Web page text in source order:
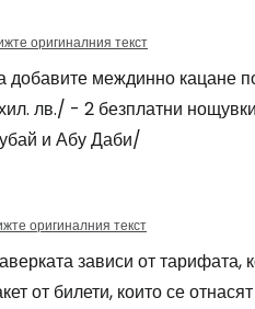
оригиналния текст
междинно кацане
лв./ - 2 безплатни
и Абу Даби/
оригиналния текст
зависи от тарифата,
от билети, които се